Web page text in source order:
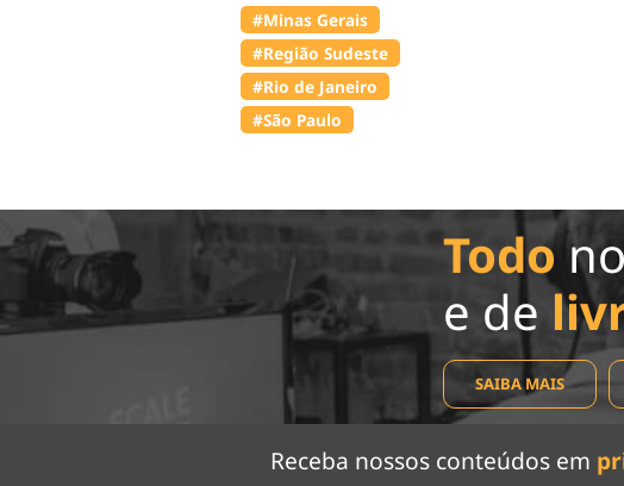
#Minas Gerais
#Região Sudeste
#Rio de Janeiro
#São Paulo
Todo
e de
SAIBA MAIS
Receba nossos conteúdos em